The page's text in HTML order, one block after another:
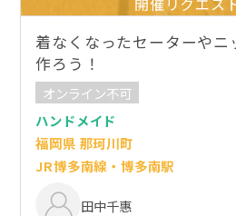
着なくなったセーターやニ
作ろう！
オンライン不可
ハンドメイド
福岡県 那珂川町
JR博多南線・博多南駅
田中千惠